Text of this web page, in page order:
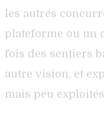
les autres
plateforme ou un
fois des sentiers
autre vision, et
mais peu